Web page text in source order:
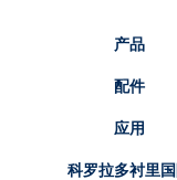
产品
配件
应用
科罗拉多衬里